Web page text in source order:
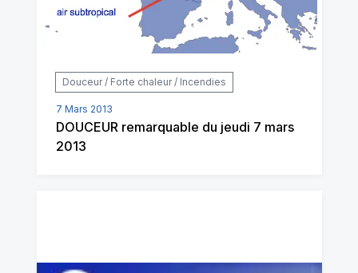
Douceur / Forte chaleur / Incendies
7 Mars 2013
DOUCEUR remarquable du jeudi 7 mars
2013